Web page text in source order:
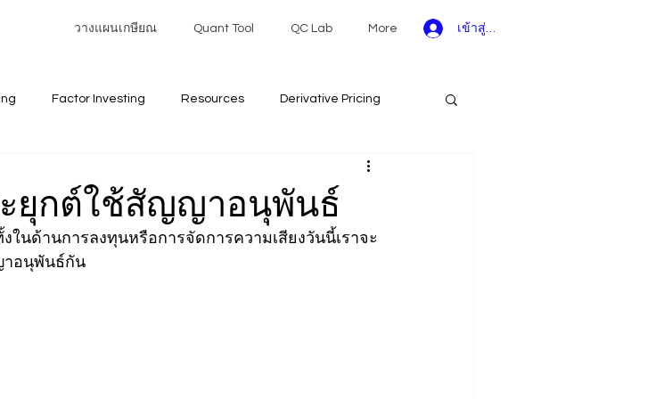
วางแผนเกษียณ Quant Tool QC Lab More เข้าสู่ระบบ
Factor Investing Resources Derivative Pricing
SKLearn
math
ยุกต์ใช้สัญญาอนุพันธ์
นด้านการลงทุนหรือการจัดการความเสียงวันนี้เราจะ
าอนุพันธ์กัน